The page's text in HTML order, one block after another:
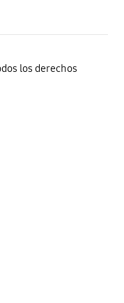
los derechos